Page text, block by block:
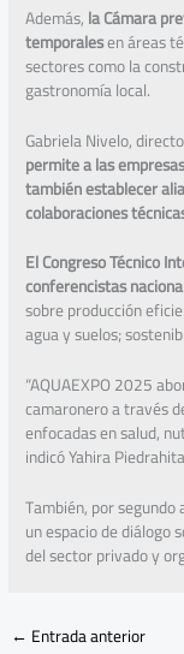
Además,la Cámara
temporalesen áreas
sectores como la
gastronomía local.
Gabriela Nivelo,
permite a las
también establecer
colaboraciones
El Congreso Técnico
conferencistas
sobre producción
agua y suelos;
“AQUAEXPO 2025
camaronero a través
enfocadas en salud,
indicó Yahira
También, por
un espacio de diálogo
del sector privado y
← Entrada anterior